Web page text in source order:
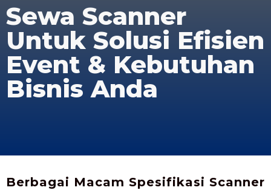
Sewa Scanner
Untuk Solusi Efisien
Event & Kebutuhan
Bisnis Anda
Berbagai Macam Spesifikasi Scanner